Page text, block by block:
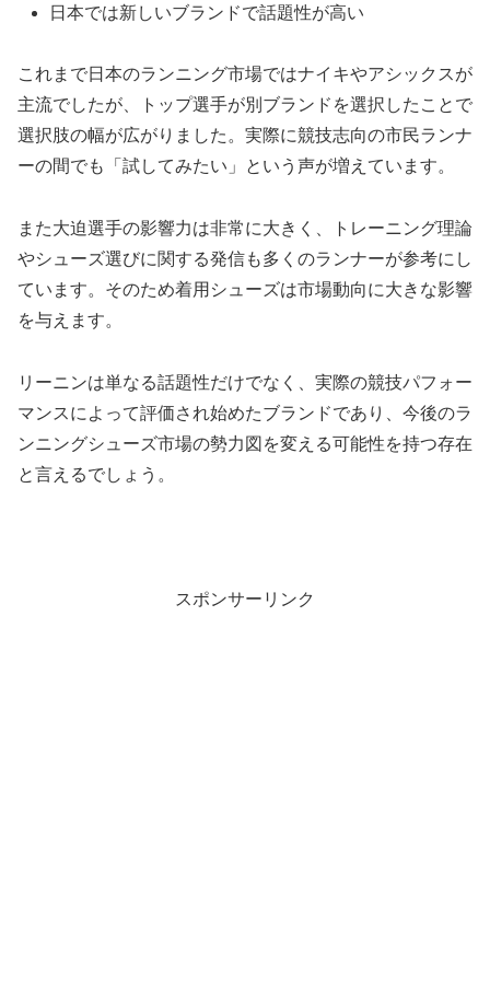
日本では新しいブランドで話題性が高い
これまで日本のランニング市場ではナイキやアシックスが
主流でしたが、トップ選手が別ブランドを選択したことで
選択肢の幅が広がりました。実際に競技志向の市民ランナ
ーの間でも「試してみたい」という声が増えています。
また大迫選手の影響力は非常に大きく、トレーニング理論
やシューズ選びに関する発信も多くのランナーが参考にし
ています。そのため着用シューズは市場動向に大きな影響
を与えます。
リーニンは単なる話題性だけでなく、実際の競技パフォー
マンスによって評価され始めたブランドであり、今後のラ
ンニングシューズ市場の勢力図を変える可能性を持つ存在
と言えるでしょう。
スポンサーリンク